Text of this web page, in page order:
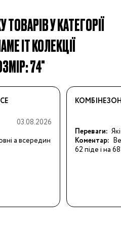
У КАТЕГОРІЇ
IT КОЛЕКЦІЇ
74"
03.08.2026
а всередин
КОМБІНЕЗОН
Переваги:
Коментар:
62 піде і на 68